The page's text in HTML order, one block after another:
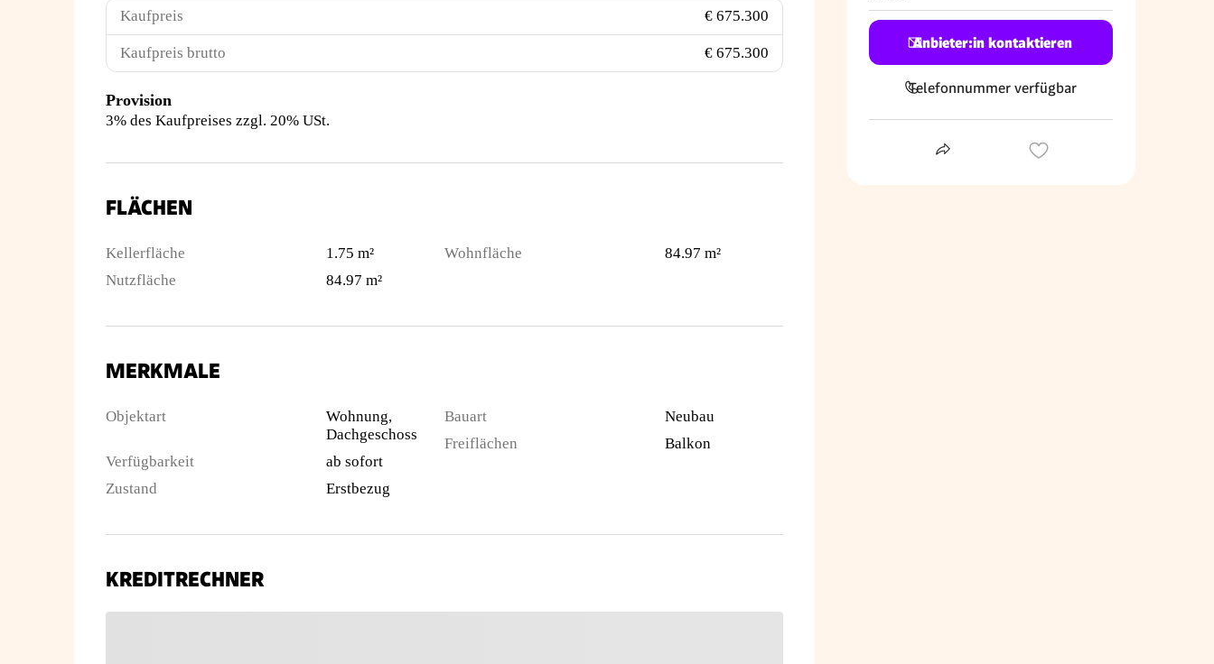
Kaufpreis € 675.300
Kaufpreis brutto € 675.300
Provision
3% des Kaufpreises zzgl. 20% USt.
FLÄCHEN
Kellerfläche
1.75 m²
Nutzfläche
84.97 m²
Wohnfläche 84.97 m²
MERKMALE
Objektart
Wohnung,
Dachgeschoss
Verfügbarkeit
ab sofort
Zustand
Erstbezug
Bauart
Neubau
Freiflächen
Balkon
KREDITRECHNER
Anbieter:in kontaktieren
Telefonnummer verfügbar